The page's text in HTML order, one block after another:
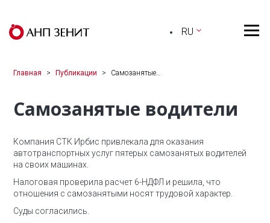
RU
Главная Публикации Самозанятые…
Самозанятые водители
Компания СТК Ирбис привлекала для оказания
автотранспортных услуг пятерых самозанятых водителей
на своих машинах.
Налоговая проверила расчет 6-НДФЛ и решила, что
отношения с самозанятыми носят трудовой характер.
Суды согласились.